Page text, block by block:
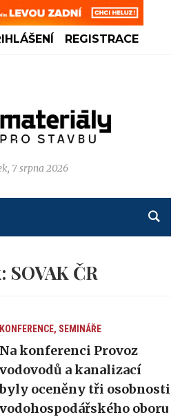
REGISTRACE
7 srpna 2026
SOVAK ČR
KONFERENCE, SEMINÁŘE
Na konferenci Provoz
vodovodů a kanalizací
byly oceněny tři osobnosti
vodohospodářského oboru